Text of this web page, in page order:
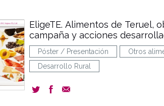
EligeTE. Alimentos de Teruel,
campaña y acciones
Póster / Presentación
Otros
Desarrollo Rural